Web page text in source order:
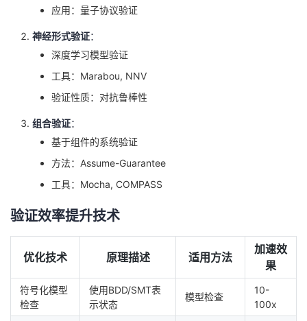
应用：量子协议验证
神经形式验证：
深度学习模型验证
工具：Marabou, NNV
验证性质：对抗鲁棒性
组合验证：
基于组件的系统验证
方法：Assume-Guarantee
工具：Mocha, COMPASS
验证效率提升技术
优化技术 原理描述 适用方法
加速效
果
符号化模型
检查
使用BDD/SMT表
示状态
模型检查
10-
100x